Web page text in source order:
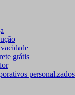
grátis
personalizados